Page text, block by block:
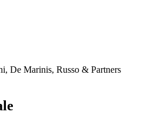
Il Sole 24 ORE Professionale
De Marinis, Russo & Partners